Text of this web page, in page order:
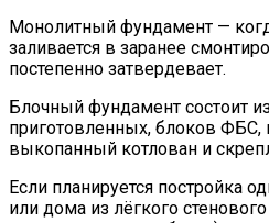
Монолитный фундамент —
заливается в заранее
постепенно затвердевает.
Блочный фундамент состоит
приготовленных, блоков
выкопанный котлован и
Если планируется постройка
или дома из лёгкого